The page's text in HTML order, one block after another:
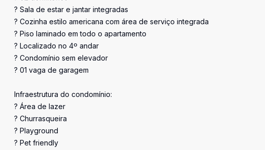
? Sala de estar e jantar integradas
? Cozinha estilo americana com área de serviço integrada
? Piso laminado em todo o apartamento
? Localizado no 4º andar
? Condomínio sem elevador
? 01 vaga de garagem
Infraestrutura do condomínio:
? Área de lazer
? Churrasqueira
? Playground
? Pet friendly